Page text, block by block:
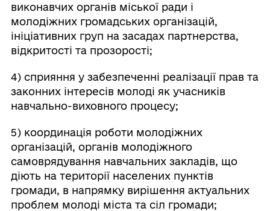
виконавчих органів міської ради і
молодіжних громадських організацій,
ініціативних груп на засадах партнерства,
відкритості та прозорості;
4) сприяння у забезпеченні реалізації прав та
законних інтересів молоді як учасників
навчально-виховного процесу;
5) координація роботи молодіжних
організацій, органів молодіжного
самоврядування навчальних закладів, що
діють на території населених пунктів
громади, в напрямку вирішення актуальних
проблем молоді міста та сіл громади;